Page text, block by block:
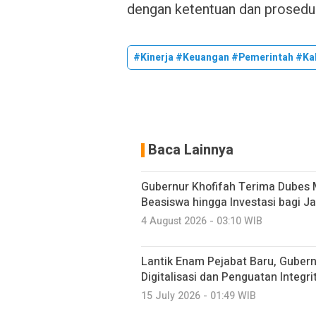
dengan ketentuan dan
#Kinerja #Keuangan #Pemerintah
Baca Lainnya
Gubernur Khofifah Terima Dubes
Beasiswa hingga Investasi bagi
4 August 2026 - 03:10 WIB
Lantik Enam Pejabat Baru,
Digitalisasi dan Penguatan
15 July 2026 - 01:49 WIB